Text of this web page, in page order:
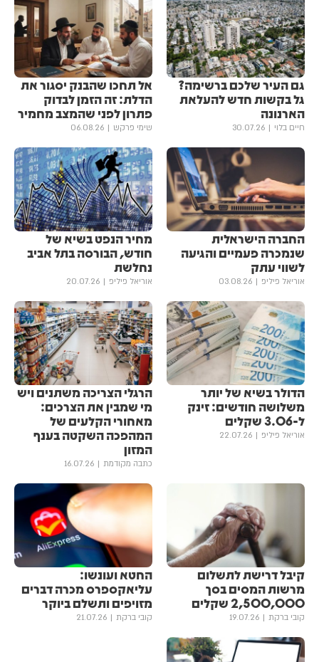
גם העיר שלכם ברשימה?
גל בקשות חדש להעלאת
הארנונה
חיים בלוי 30.07.26
אל תחכו שהבנק יסגור את
הדלת: זה הזמן לבדוק
פתרון לפני שהמצב מחמיר
שימי פרקש 06.08.26
החברה הישראלית
שנמכרה פעמיים והגיעה
לשווי עתק
אוריאל פיליפ 03.08.26
מחיר הנפט בשיא של
חודש, הבורסה בתל אביב
נחלשת
אוריאל פיליפ 20.07.26
הדולר בשיא של יותר
משלושה חודשים: זינק
ל-3.06 שקלים
אוריאל פיליפ 22.07.26
הרגלי הצריכה משתנים ויש
מי שמבין את הצרכים:
מאחורי הקלעים של
המהפכה השקטה בענף
המזון
כתבה מקודמת 16.07.26
קיבל דרישת לתשלום
מרשות המסים בסך
2,500,000 שקלים
קובי ברקת 19.07.26
החטא ועונשו:
עליאקספרס מכרה דברים
מזויפים ותשלם ביוקר
קובי ברקת 21.07.26